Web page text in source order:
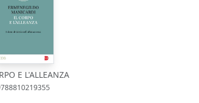
E L'ALLEANZA